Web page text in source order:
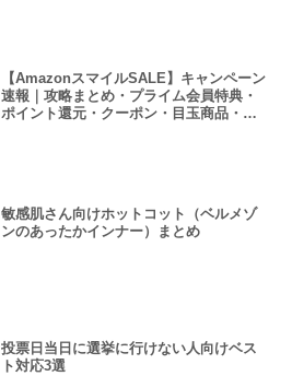
【AmazonスマイルSALE】キャンペーン
速報｜攻略まとめ・プライム会員特典・
ポイント還元・クーポン・目玉商品・タ
敏感肌さん向けホットコット（ベルメゾ
ンのあったかインナー）まとめ
投票日当日に選挙に行けない人向けベス
ト対応3選